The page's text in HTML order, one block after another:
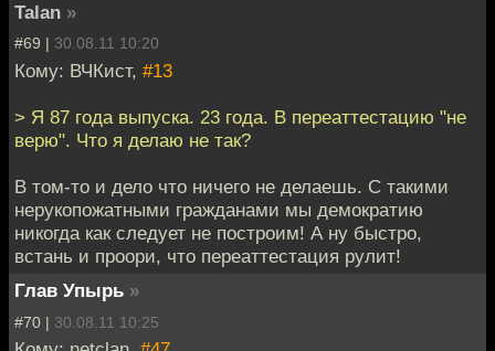
Talan »
#69 | 30.08.11 10:20
Кому: ВЧКист, #13
> Я 87 года выпуска. 23 года. В переаттестацию "не
верю". Что я делаю не так?
В том-то и дело что ничего не делаешь. С такими
нерукопожатными гражданами мы демократию
никогда как следует не построим! А ну быстро,
встань и проори, что переаттестация рулит!
Глав Упырь »
#70 | 30.08.11 10:25